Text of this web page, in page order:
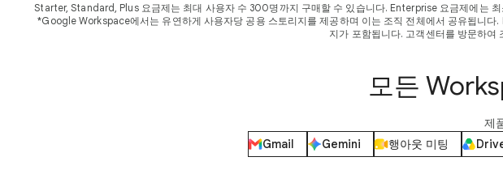
Starter, Standard, Plus 요금제는 최대 사용자 수 300명까지 구매할 수 있습니다. Enterprise 요금제에는
*Google Workspace에서는 유연하게 사용자당 공용 스토리지를 제공하며 이는 조직 전체에서 공유됩니
지가 포함됩니다. 고객센터를 방문하여
모든
제
Gmail
Gemini 행아웃 미팅